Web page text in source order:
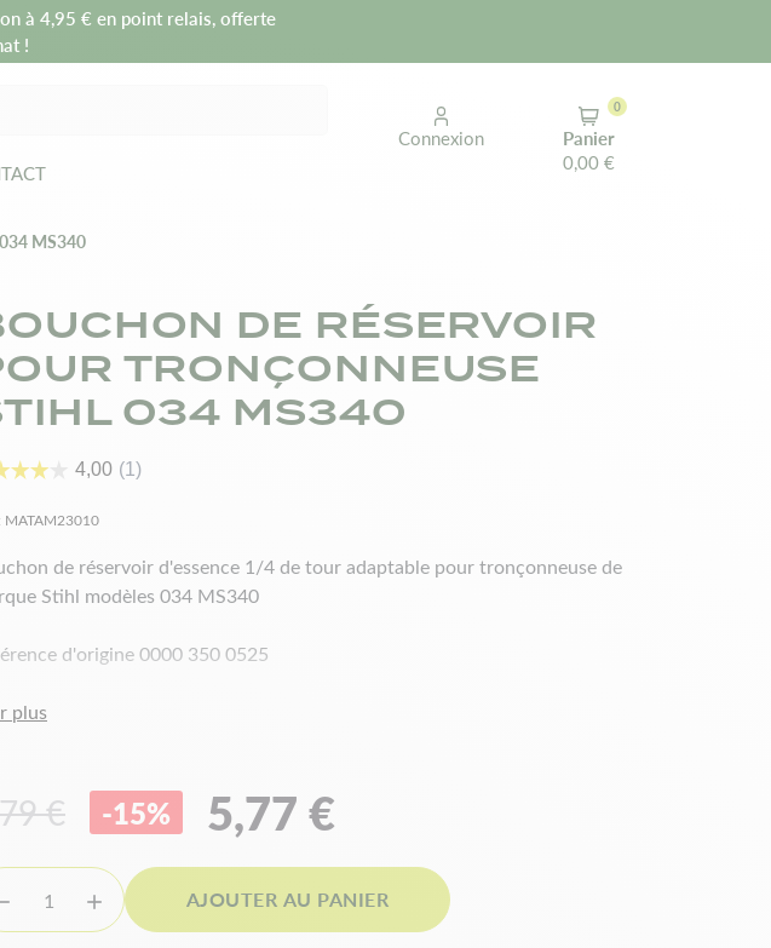
à 4,95 € en point relais, offerte
!
Connexion
Panier
0,00 €
0
MS340
DE RÉSERVOIR
TRONÇONNEUSE
034 MS340
MATAM23010
de réservoir d'essence 1/4 de tour adaptable pour tronçonneuse de
Stihl modèles 034 MS340
d'origine 0000 350 0525
plus
€ -15% 5,77 €
 AJOUTER AU PANIER